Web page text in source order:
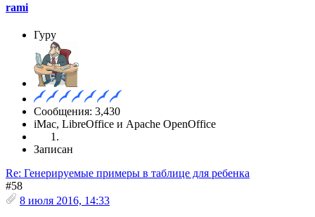
rami
Гуру
Сообщения: 3,430
iMac, LibreOffice и Apache OpenOffice
Записан
Re: Генерируемые примеры в таблице для ребенка
#58
8 июля 2016, 14:33